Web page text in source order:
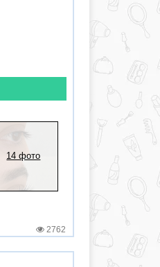
14 фото
2762